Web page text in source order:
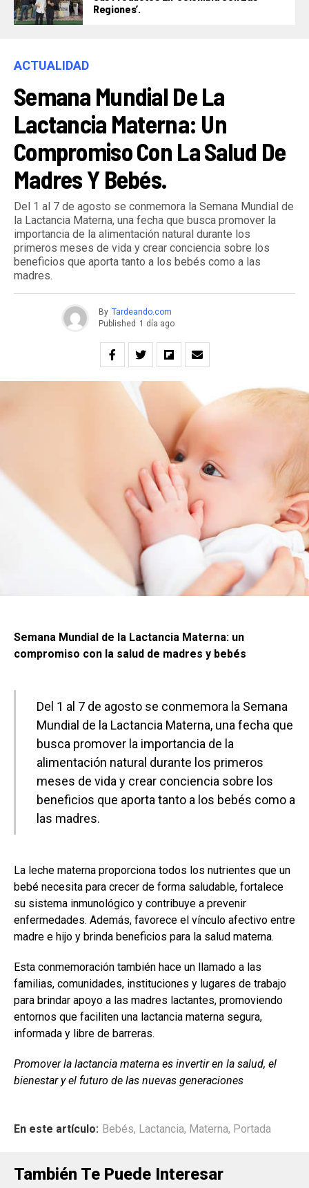
Regiones’.
ACTUALIDAD
Semana Mundial De La
Lactancia Materna: Un
Compromiso Con La Salud De
Madres Y Bebés.
Del 1 al 7 de agosto se conmemora la Semana Mundial de
la Lactancia Materna, una fecha que busca promover la
importancia de la alimentación natural durante los
primeros meses de vida y crear conciencia sobre los
beneficios que aporta tanto a los bebés como a las
madres.
By Tardeando.com
Published 1 día ago
Semana Mundial de la Lactancia Materna: un
compromiso con la salud de madres y bebés
Del 1 al 7 de agosto se conmemora la Semana
Mundial de la Lactancia Materna, una fecha que
busca promover la importancia de la
alimentación natural durante los primeros
meses de vida y crear conciencia sobre los
beneficios que aporta tanto a los bebés como a
las madres.
La leche materna proporciona todos los nutrientes que un
bebé necesita para crecer de forma saludable, fortalece
su sistema inmunológico y contribuye a prevenir
enfermedades. Además, favorece el vínculo afectivo entre
madre e hijo y brinda beneficios para la salud materna.
Esta conmemoración también hace un llamado a las
familias, comunidades, instituciones y lugares de trabajo
para brindar apoyo a las madres lactantes, promoviendo
entornos que faciliten una lactancia materna segura,
informada y libre de barreras.
Promover la lactancia materna es invertir en la salud, el
bienestar y el futuro de las nuevas generaciones
En este artículo: Bebés, Lactancia, Materna, Portada
También Te Puede Interesar